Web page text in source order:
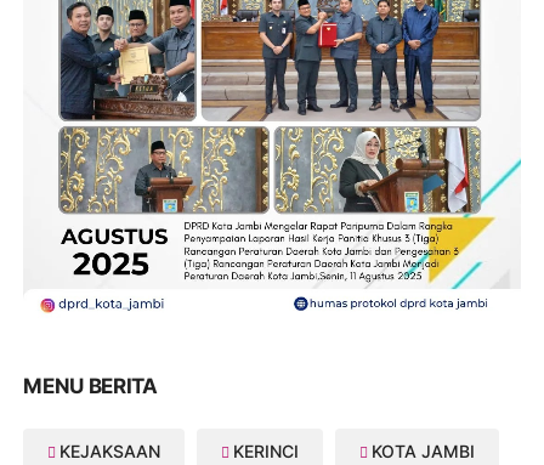
MENU BERITA
KEJAKSAAN KERINCI KOTA JAMBI